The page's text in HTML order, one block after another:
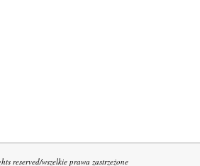
reserved/wszelkie prawa zastrzeżone